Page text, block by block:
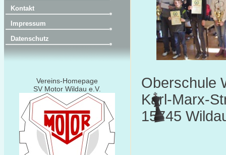
Kontakt
Impressum
Datenschutz
Vereins-Homepage
SV Motor Wildau e.V.
Oberschule
Karl-Marx-
15745